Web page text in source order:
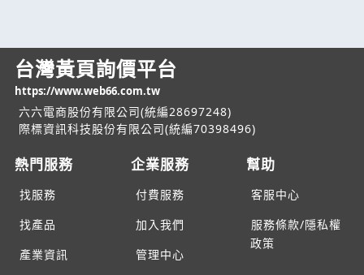
台灣黃頁詢價平台
https://www.web66.com.tw
六六電商股份有限公司(統編28697248)
際標資訊科技股份有限公司(統編70398496)
熱門服務
找服務
找產品
產業資訊
企業服務
付費服務
加入我們
管理中心
幫助
客服中心
服務條款/隱私權
政策